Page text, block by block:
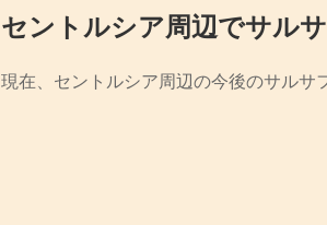
セントルシア周辺でサル
現在、セントルシア周辺の今後のサルサ